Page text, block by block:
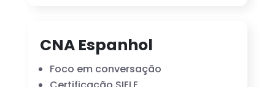
CNA Espanhol
Foco em conversação